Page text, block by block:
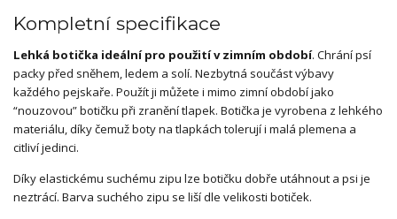
Kompletní specifikace
Lehká botička ideální pro použití v zimním období. Chrání psí
packy před sněhem, ledem a solí. Nezbytná součást výbavy
každého pejskaře. Použít ji můžete i mimo zimní období jako
“nouzovou” botičku při zranění tlapek. Botička je vyrobena z lehkého
materiálu, díky čemuž boty na tlapkách tolerují i malá plemena a
citliví jedinci.
Díky elastickému suchému zipu lze botičku dobře utáhnout a psi je
neztrácí. Barva suchého zipu se liší dle velikosti botiček.